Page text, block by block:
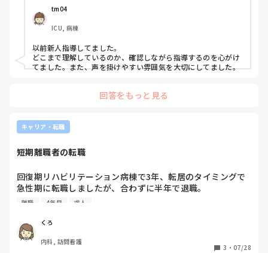
tm04
ICU, 病棟
以前新人指導してました。
どこまで理解しているのか、確認しながら指導するのを心がけ
てました。また、声を掛けやすい雰囲気を大切にしてました。
回答をもっと見る
キャリア・転職
短期離職者の転職
回復期リハビリテーション病棟で3年、転居のタイミングで
急性期に転職しましたが、合わずに半年で退職。
地域医療に興味があり、訪問看護に転職しましたが、経営方
私と同じように短期間で離職されている方はいらっしゃいま
すか？
また、短期間で離職後転職に不利だと感じた方はいらっしゃ
離職 4年目 求人
くろ
内科, 訪問看護
3 ・ 07/28